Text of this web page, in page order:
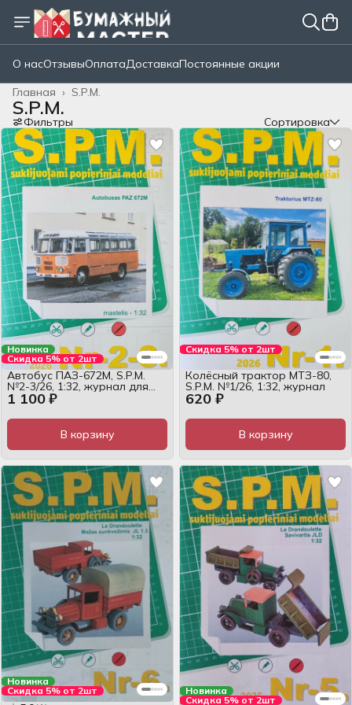
О насОтзывыОплатаДоставкаПостоянные акции
S.P.M.
Главная ›
S.P.M.
Фильтры Сортировка
Новинка
Скидка 5% от 2шт
1 100 ₽
Автобус ПАЗ-672М, S.P.M.
№2-3/26, 1:32, журнал для
сборки
В корзину
Скидка 5% от 2шт
620 ₽
Колёсный трактор МТЗ-80,
S.P.M. №1/26, 1:32, журнал
В корзину
Новинка
Скидка 5% от 2шт
Новинка
Скидка 5% от 2шт